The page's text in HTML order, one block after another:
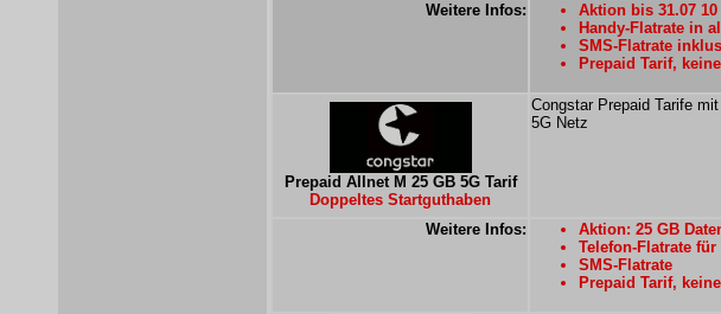
Weitere Infos:
Aktion bis 31.07
Handy-Flatrate in
SMS-Flatrate
Prepaid Tarif,
Prepaid Allnet M 25 GB 5G Tarif
Doppeltes Startguthaben
Congstar Prepaid Tarife
5G Netz
Weitere Infos:
Aktion: 25 GB
Telefon-Flatrate
SMS-Flatrate
Prepaid Tarif,